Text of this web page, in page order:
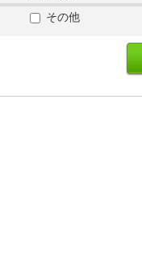
その他